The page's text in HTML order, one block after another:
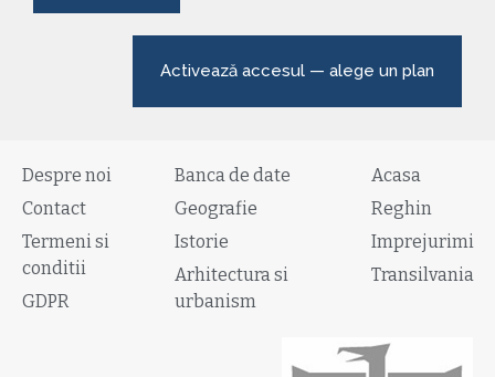
Activează accesul — alege un plan
Despre noi
Contact
Termeni si
conditii
GDPR
Banca de date
Geografie
Istorie
Arhitectura si
urbanism
Acasa
Reghin
Imprejurimi
Transilvania